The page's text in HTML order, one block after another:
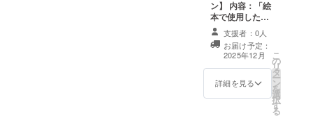
ノラネコと
仲良くなる
方法がわか
る絵本 第２
巻」「読め
ばノラネコ
と仲良くな
ン】 内容：「絵
本で使用した線
画」 提供方法：
XのDMもしくは
メールにてダウ
ンロード先URL
をお送りしま
す。 ※ ぬりえ用
支援者：0人
お届け予定：
2025年12月
詳細を見る
こ
の
リ
タ
ー
ン
を
選
択
す
る